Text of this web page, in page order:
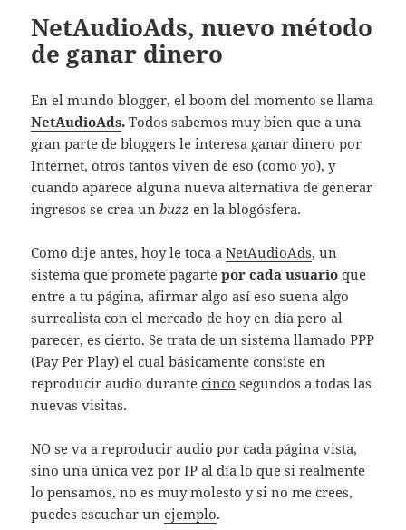
NetAudioAds, nuevo método
de ganar dinero
En el mundo blogger, el boom del momento se llama
NetAudioAds.Todos sabemos muy bien que a una
gran parte de bloggers le interesa ganar dinero por
Internet, otros tantos viven de eso (como yo), y
cuando aparece alguna nueva alternativa de generar
ingresos se crea unbuzz en la blogósfera.
Como dije antes, hoy le toca aNetAudioAds, un
sistema que promete pagartepor cada usuario que
entre a tu página, afirmar algo así eso suena algo
surrealista con el mercado de hoy en día pero al
parecer, es cierto. Se trata de un sistema llamado PPP
(Pay Per Play) el cual básicamente consiste en
reproducir audio durantecinco segundos a todas las
nuevas visitas.
NO se va a reproducir audio por cada página vista,
sino una única vez por IP al día lo que si realmente
lo pensamos, no es muy molesto y si no me crees,
puedes escuchar unejemplo.